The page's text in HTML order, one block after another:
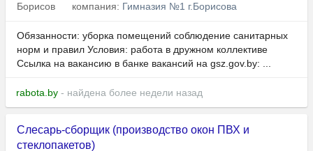
Борисов компания: Гимназия №1 г.Борисова
Обязанности: уборка помещений соблюдение санитарных
норм и правил Условия: работа в дружном коллективе
Ссылка на вакансию в банке вакансий на gsz.gov.⁣by: ...
rabota.by - найдена более недели назад
Слесарь-сборщик (производство окон ПВХ и
стеклопакетов)